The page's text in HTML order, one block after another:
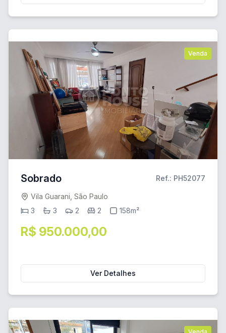
Venda
Sobrado Ref.: PH52077
Vila Guarani, São Paulo
3
3 2 2 158m²
R$ 950.000,00
Ver Detalhes